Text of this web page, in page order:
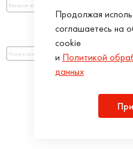
Оплатить по
Продолжая
соглашаетесь на
cookie
и Политикой
данных